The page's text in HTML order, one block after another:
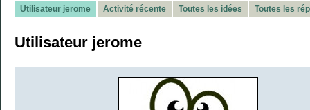
Utilisateur jerome Activité récente Toutes les idées Toutes les
Utilisateur jerome